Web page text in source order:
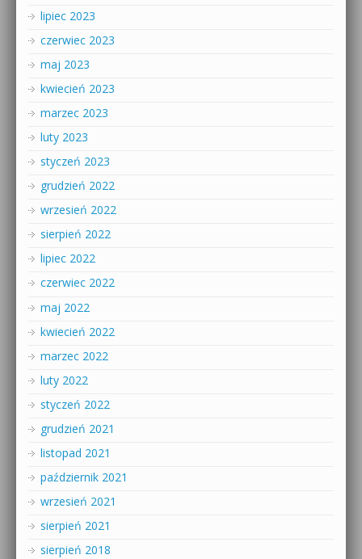
lipiec 2023
czerwiec 2023
maj 2023
kwiecień 2023
marzec 2023
luty 2023
styczeń 2023
grudzień 2022
wrzesień 2022
sierpień 2022
lipiec 2022
czerwiec 2022
maj 2022
kwiecień 2022
marzec 2022
luty 2022
styczeń 2022
grudzień 2021
listopad 2021
październik 2021
wrzesień 2021
sierpień 2021
sierpień 2018